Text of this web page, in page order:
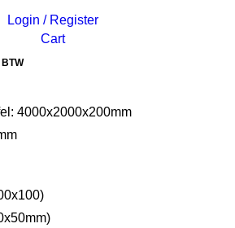
Login / Register
Cart
4000x2000x200mm